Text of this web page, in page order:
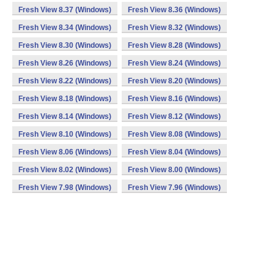
Fresh View 8.37 (Windows) Fresh View 8.36 (Windows)
Fresh View 8.34 (Windows) Fresh View 8.32 (Windows)
Fresh View 8.30 (Windows) Fresh View 8.28 (Windows)
Fresh View 8.26 (Windows) Fresh View 8.24 (Windows)
Fresh View 8.22 (Windows) Fresh View 8.20 (Windows)
Fresh View 8.18 (Windows) Fresh View 8.16 (Windows)
Fresh View 8.14 (Windows) Fresh View 8.12 (Windows)
Fresh View 8.10 (Windows) Fresh View 8.08 (Windows)
Fresh View 8.06 (Windows) Fresh View 8.04 (Windows)
Fresh View 8.02 (Windows) Fresh View 8.00 (Windows)
Fresh View 7.98 (Windows) Fresh View 7.96 (Windows)